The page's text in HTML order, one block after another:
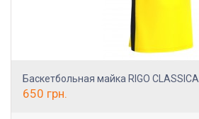
Баскетбольная майка RIGO CLASSICA
650 грн.